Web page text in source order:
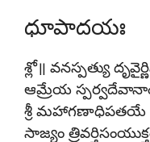
ధూపాదయః
శ్లో॥ వనస్పత్యు
ఆమ్రేయ
శ్రీ
సాజ్యం